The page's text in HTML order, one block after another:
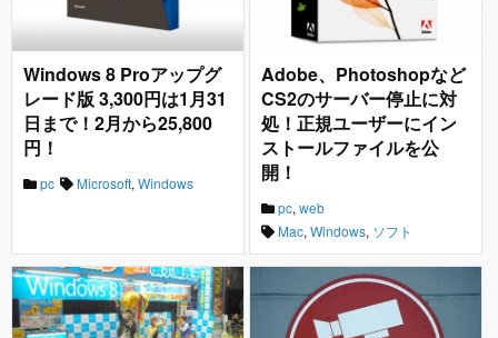
Windows 8 Proアップグ
レード版 3,300円は1月31
日まで！2月から25,800
円！
pc Microsoft, Windows
Adobe、Photoshopなど
CS2のサーバー停止に対
処！正規ユーザーにイン
ストールファイルを公
開！
pc, web
Mac, Windows, ソフト